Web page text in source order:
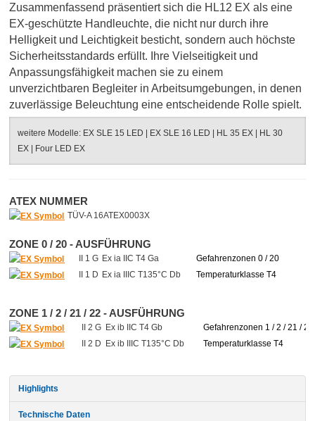
Zusammenfassend präsentiert sich die HL12 EX als eine
EX-geschützte Handleuchte, die nicht nur durch ihre
Helligkeit und Leichtigkeit besticht, sondern auch höchste
Sicherheitsstandards erfüllt. Ihre Vielseitigkeit und
Anpassungsfähigkeit machen sie zu einem
unverzichtbaren Begleiter in Arbeitsumgebungen, in denen
zuverlässige Beleuchtung eine entscheidende Rolle spielt.
weitere Modelle: EX SLE 15 LED EX SLE 16 LED HL 35 EX
HL 30
EX
Four LED EX
ATEX NUMMER
TÜV-A 16ATEX0003X
ZONE 0 / 20 - AUSFÜHRUNG
II 1 G Ex ia IIC T4 Ga
Gefahrenzonen 0 / 20
II 1 D
Ex ia IIIC T135°C Db Temperaturklasse T4
ZONE 1 / 2 / 21 / 22 - AUSFÜHRUNG
II 2 G Ex ib IIC T4 Gb
Gefahrenzonen 1 / 2 / 21 / 22
II 2 D
Ex ib IIIC T135°C Db Temperaturklasse T4
Highlights
Technische Daten